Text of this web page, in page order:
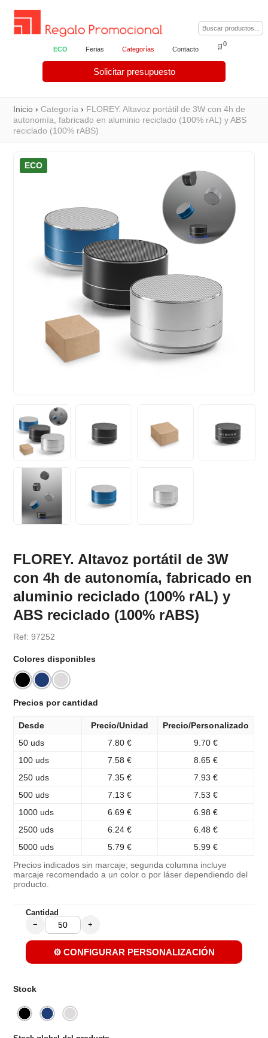
ECO Ferias Categorías Contacto
Solicitar presupuesto
🛒0
Inicio ›Categoría › FLOREY. Altavoz portátil de 3W con 4h de
autonomía, fabricado en aluminio reciclado (100% rAL) y ABS
reciclado (100% rABS)
ECO
FLOREY. Altavoz portátil de 3W
con 4h de autonomía, fabricado en
aluminio reciclado (100% rAL) y
ABS reciclado (100% rABS)
Ref: 97252
Colores disponibles
Precios por cantidad
Desde Precio/Unidad
Precio/Personalizado
50 uds
7.80 €
9.70 €
100 uds
7.58 €
8.65 €
250 uds
7.35 €
7.93 €
500 uds
7.13 €
7.53 €
1000 uds
6.69 €
6.98 €
2500 uds
6.24 €
6.48 €
5000 uds
5.79 € 5.99 €
Precios indicados sin marcaje; segunda columna incluye
marcaje recomendado a un color o por láser dependiendo del
producto.
Cantidad
− +
⚙️ CONFIGURAR PERSONALIZACIÓN
Stock